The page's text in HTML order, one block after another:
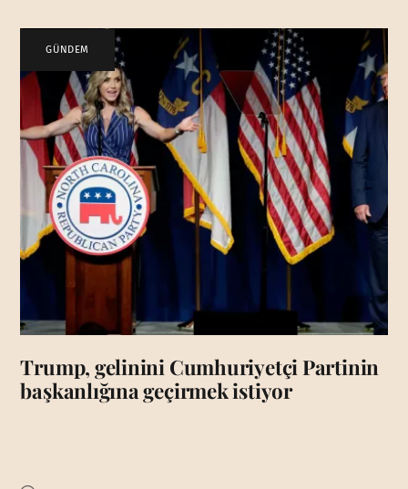
GÜNDEM
Trump, gelinini Cumhuriyetçi Partinin
başkanlığına geçirmek istiyor